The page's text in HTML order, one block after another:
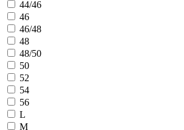
44/46
46
46/48
48
48/50
50
52
54
56
L
M